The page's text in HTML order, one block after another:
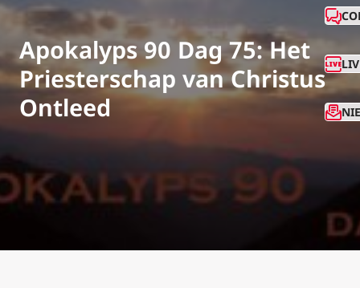
Apokalyps 90 Dag 75: Het
Priesterschap van Christus
Ontleed